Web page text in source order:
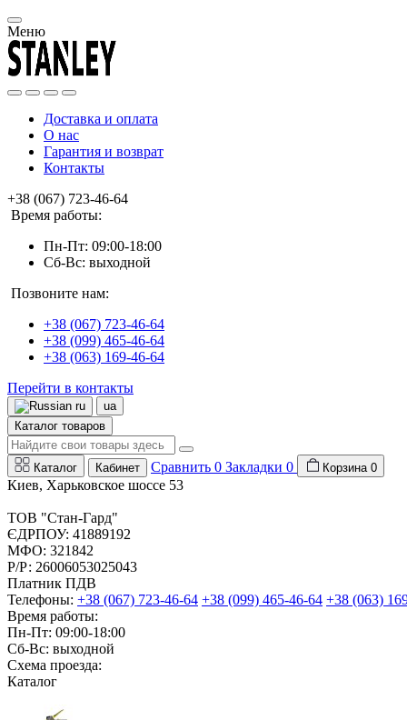
Меню
Доставка и оплата
О нас
Гарантия и возврат
Контакты
+38 (067) 723-46-64
Время работы:
Пн-Пт: 09:00-18:00
Сб-Вс: выходной
Позвоните нам:
+38 (067) 723-46-64
+38 (099) 465-46-64
+38 (063) 169-46-64
Перейти в контакты
ru
ua
Каталог товаров
Каталог Кабинет Сравнить 0 Закладки 0 Корзина 0
Киев, Харьковское шоссе 53
ТОВ "Стан-Гард"
ЄДРПОУ: 41889192
МФО: 321842
Р/Р: 26006053025043
Платник ПДВ
Телефоны: +38 (067) 723-46-64 +38 (099) 465-46-64 +38 (063)
Время работы:
Пн-Пт: 09:00-18:00
Сб-Вс: выходной
Схема проезда:
Каталог